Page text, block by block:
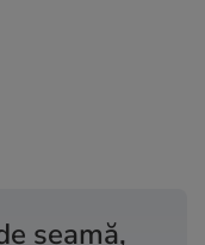
seamă,